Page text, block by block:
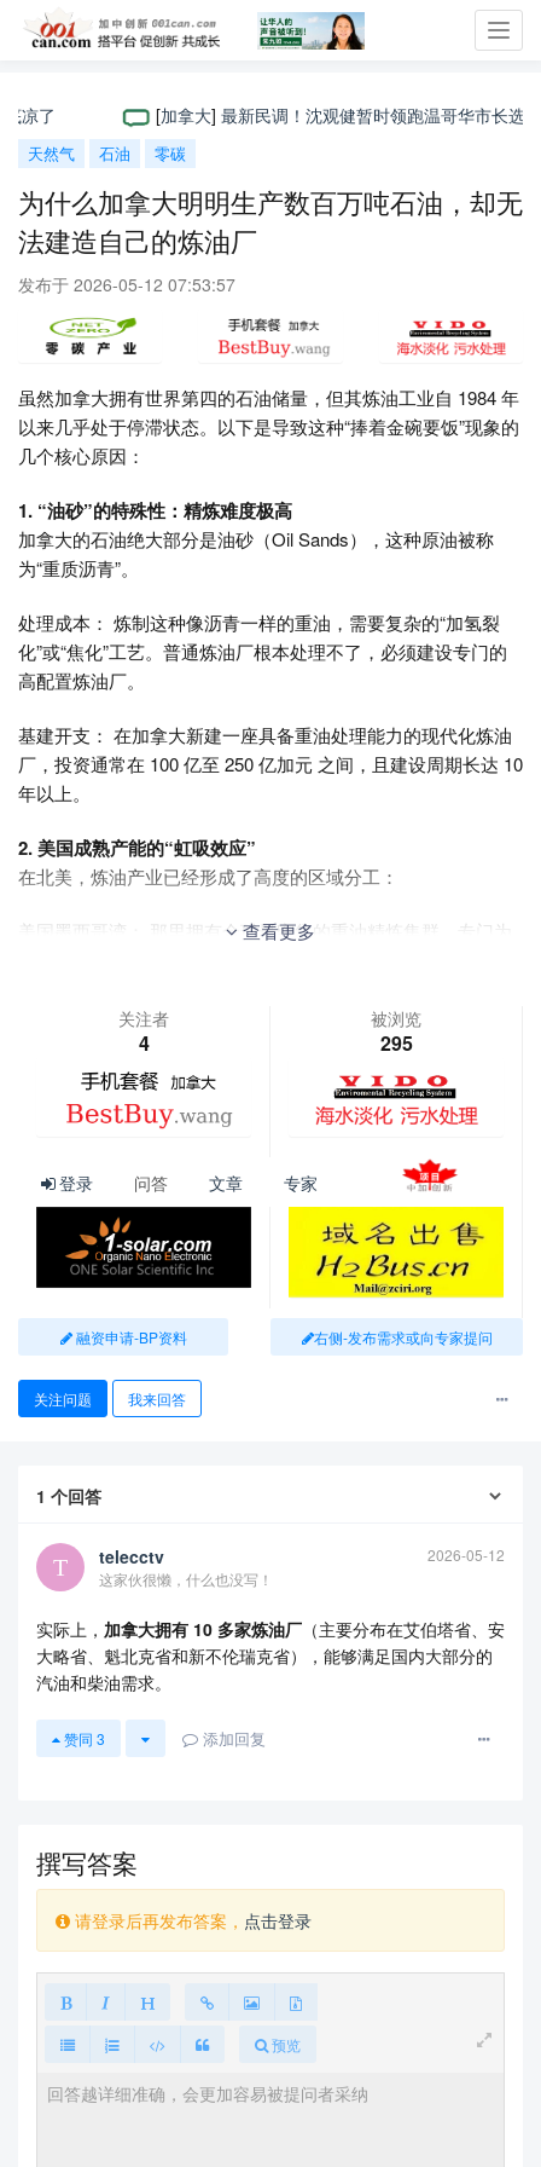
了 [加拿大] 最新民调！沈观健暂时领跑温哥华市长选举
天然气 石油 零碳
为什么加拿大明明生产数百万吨石油，却无
法建造自己的炼油厂
发布于 2026-05-12 07:53:57
虽然加拿大拥有世界第四的石油储量，但其炼油工业自 1984 年
以来几乎处于停滞状态。以下是导致这种“捧着金碗要饭”现象的
几个核心原因：
1. “油砂”的特殊性：精炼难度极高
加拿大的石油绝大部分是油砂（Oil Sands），这种原油被称
为“重质沥青”。
处理成本： 炼制这种像沥青一样的重油，需要复杂的“加氢裂
化”或“焦化”工艺。普通炼油厂根本处理不了，必须建设专门的
高配置炼油厂。
基建开支： 在加拿大新建一座具备重油处理能力的现代化炼油
厂，投资通常在 100 亿至 250 亿加元 之间，且建设周期长达 10
年以上。
2. 美国成熟产能的“虹吸效应”
在北美，炼油产业已经形成了高度的区域分工：
美国墨西哥湾： 那里拥有全球最密集的重油精炼集群，专门为
市场溢价： 加拿大将原油出口到美国精炼，再从美国进口成品
油（汽油、柴油），对企业来说，直接利用美国现成的成熟设
备，比在加拿大严寒的北部地区从零开始建厂更具财务合理
国内市场太小： 加拿大人口仅 4000 万左右，国内对成品油的
需求非常有限。如果大规模建设炼油厂，产能必须依赖出口，
但成品油的运输和储存成本远高于原油。
投资者退缩： 在全球能源转型和 ESG（环境、社会和治理）投
资的风潮下，国际资本对这种高碳排放的长周期项目非常谨
慎。2024 年前后，不少本国金融机构也开始撤资油砂相关的新
增重型基建。
到每吨 170 加元）。新建炼油厂作为碳排放大户，面临极高的
审批程序： 在加拿大，跨省或大型工业项目的审批极其繁琐，
很多能源巨头望而却步。
总结
加拿大的处境可以用一句话概括：它是全球能源供应链中的“原
环保压力去建新厂，利用已有的跨境管道（如最近完工的 Trans
Mountain 扩建项目）将原油卖给美国或亚洲市场，收益往往来
得更快、更稳。
这种格局虽然保障了短期的经济收益，但也让加拿大在国际油
价波动和成品油供应上，始终受到美国市场的深度制约。
查看更多
关注者
4
被浏览
295
登录 问答 文章 专家
融资申请-BP资料 右侧-发布需求或向专家提问
关注问题 我来回答
1 个回答
telecctv
2026-05-12
这家伙很懒，什么也没写！
实际上， 加拿大拥有 10 多家炼油厂 （主要分布在艾伯塔省、安
大略省、魁北克省和新不伦瑞克省），能够满足国内大部分的
汽油和柴油需求。
赞同 3 添加回复
撰写答案
请登录后再发布答案， 点击登录
预览